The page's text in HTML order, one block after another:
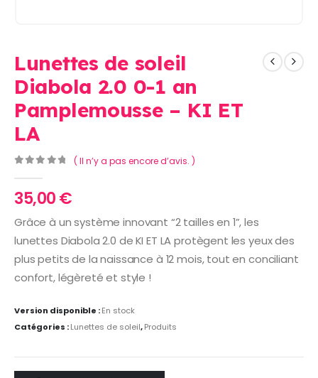
Lunettes de soleil
Diabola 2.0 0-1 an
Pamplemousse – KI ET
LA
( Il n’y a pas encore d’avis. )
35,00€
Grâce à un système innovant “2 tailles en 1”, les
lunettes Diabola 2.0 de KI ET LA protègent les yeux des
plus petits de la naissance à 12 mois, tout en conciliant
confort, légèreté et style !
Version disponible :En stock
Catégories :Lunettes de soleil,Produits